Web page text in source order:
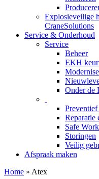
Explosieveilige
CraneSolutions
Service & Onderhoud
Service
Beheer
EKH
Onder de
Reparatie
Safe
Storingen
Veilig
Afspraak maken
Home » Atex